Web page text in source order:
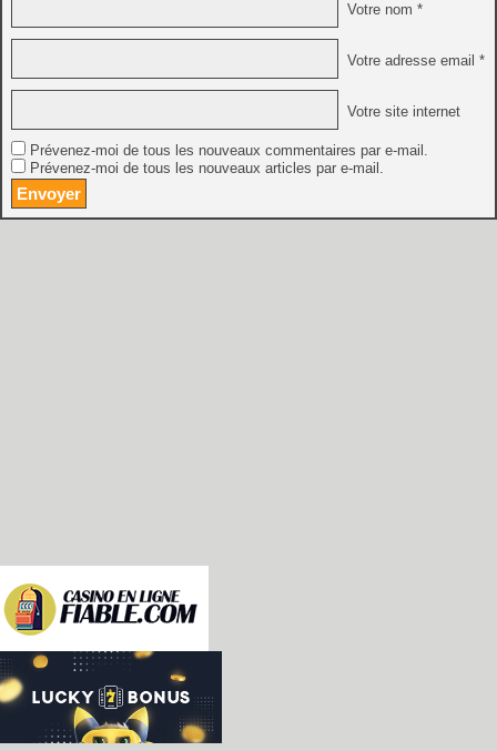
Votre nom *
Votre adresse email *
Votre site internet
Prévenez-moi de tous les nouveaux commentaires par e-mail.
Prévenez-moi de tous les nouveaux articles par e-mail.